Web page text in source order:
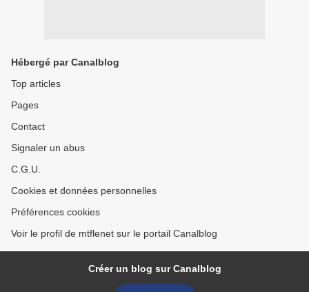
Hébergé par Canalblog
Top articles
Pages
Contact
Signaler un abus
C.G.U.
Cookies et données personnelles
Préférences cookies
Voir le profil de mtflenet sur le portail Canalblog
Créer un blog sur Canalblog